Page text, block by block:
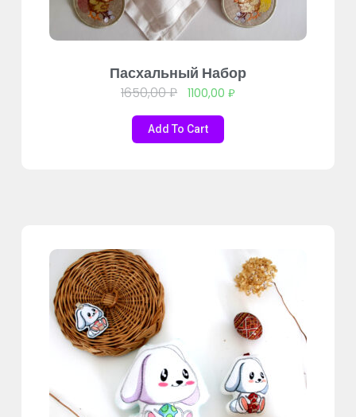
Пасхальный Набор
1650,00₽ 1100,00 ₽
Add To Cart